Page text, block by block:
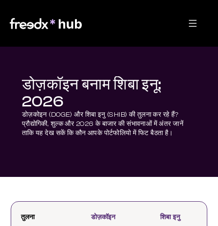
डोज़कॉइन बनाम शिबा इनू:
2026
डोज़कोइन (DOGE) और शिबा इनु (SHIB) की तुलना कर रहे हैं?
प्रौद्योगिकी, शुल्क और 2026 के बाजार की संभावनाओं में अंतर जानें
ताकि यह देख सकें कि कौन आपके पोर्टफोलियो में फिट बैठता है।
तुलना डोज़कॉइन शिबा इनु